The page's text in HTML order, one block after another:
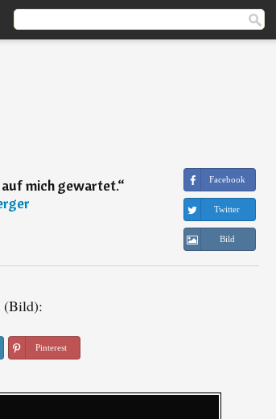
mich gewartet.“
Facebook
Twitter
Bild
(Bild):
Pinterest